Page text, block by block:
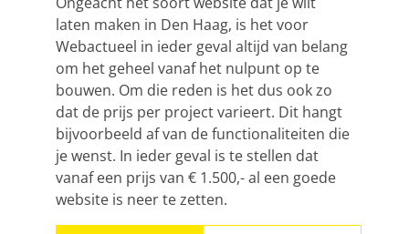
laten maken in Den Haag, is het voor
Webactueel in ieder geval altijd van belang
om het geheel vanaf het nulpunt op te
bouwen. Om die reden is het dus ook zo
dat de prijs per project varieert. Dit hangt
bijvoorbeeld af van de functionaliteiten die
je wenst. In ieder geval is te stellen dat
vanaf een prijs van € 1.500,- al een goede
website is neer te zetten.